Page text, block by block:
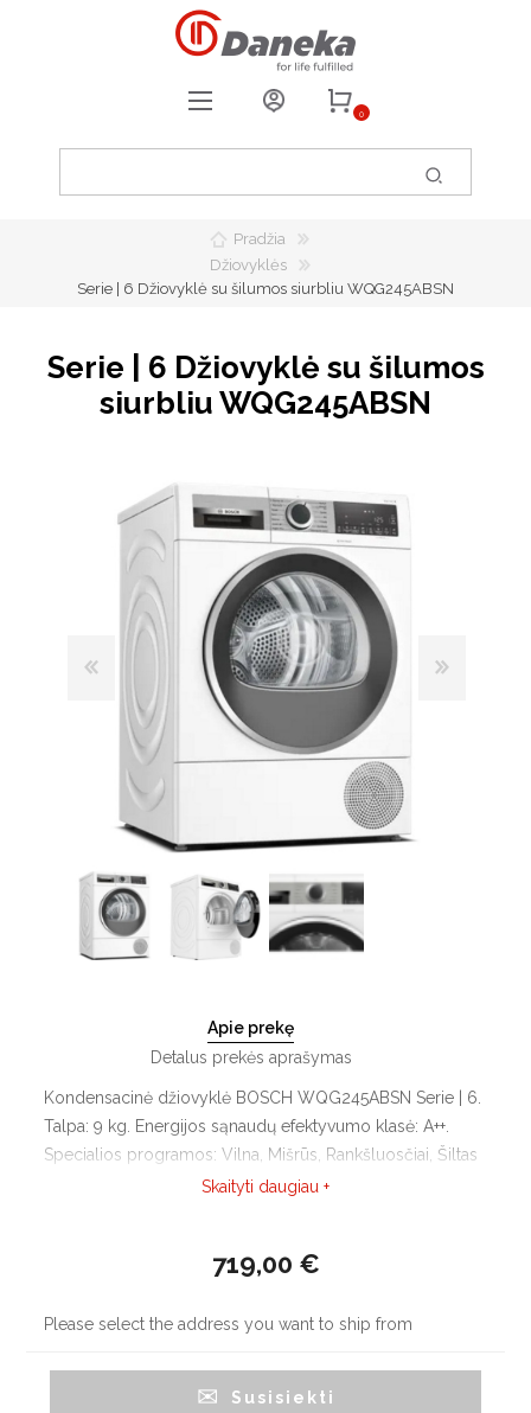
0
0
Pradžia
Džiovyklės
Serie | 6 Džiovyklė su šilumos siurbliu WQG245ABSN
Serie | 6 Džiovyklė su šilumos
siurbliu WQG245ABSN
Apie prekę
Detalus prekės aprašymas
Kondensacinė džiovyklė BOSCH WQG245ABSN Serie | 6.
Talpa: 9 kg. Energijos sąnaudų efektyvumo klasė: A++.
Specialios programos: Vilna, Mišrūs, Rankšluosčiai, Šiltas
džiovinimas pagal laiką, Šaltas džiovinimas pagal laiką,
Skaityti daugiau +
719,00 €
Please select the address you want to ship from
Susisiekti